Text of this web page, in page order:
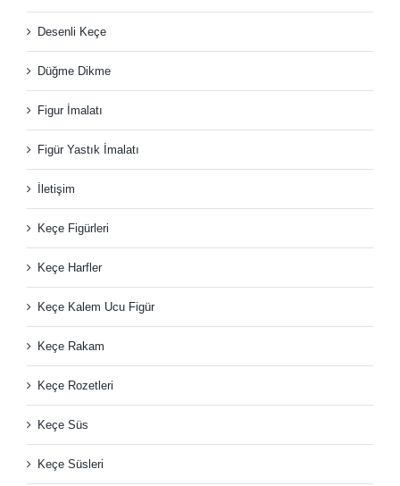
Desenli Keçe
Düğme Dikme
Figur İmalatı
Figür Yastık İmalatı
İletişim
Keçe Figürleri
Keçe Harfler
Keçe Kalem Ucu Figür
Keçe Rakam
Keçe Rozetleri
Keçe Süs
Keçe Süsleri